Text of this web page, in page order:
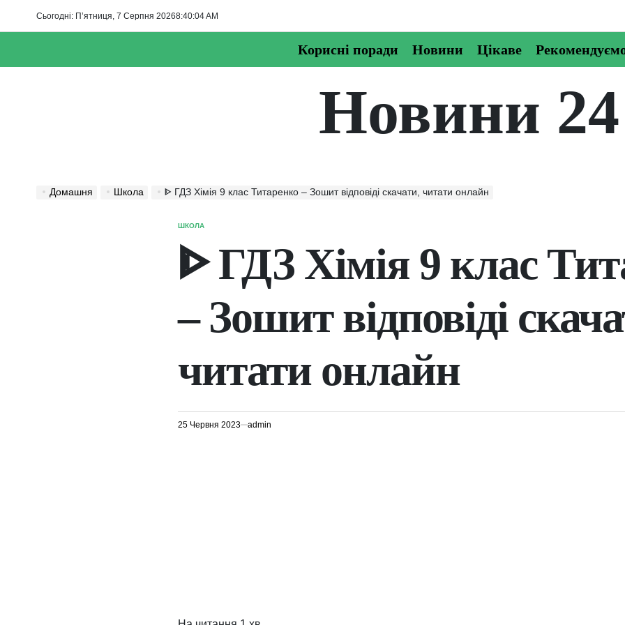
Сьогодні: П’ятниця, 7 Серпня 20268:40:04AM
Корисні поради Новини Цікаве
Новини 24
Домашня Школа ᐈ ГДЗ Хімія 9 клас Титаренко – Зошит відповіді скачати, читати онлайн
ОПУБЛІКУВАТИ
ШКОЛА
ᐈ ГДЗ Хімія 9 клас
– Зошит відповіді
читати онлайн
25 Червня 2023 admin